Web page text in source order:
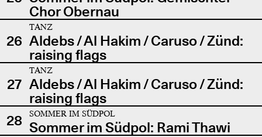
Chor Obernau
26
TANZ
Aldebs / Al Hakim / Caruso / Zünd:
raising flags
27
TANZ
Aldebs / Al Hakim / Caruso / Zünd:
raising flags
28
SOMMER IM SÜDPOL
Sommer im Südpol: Rami Thawi